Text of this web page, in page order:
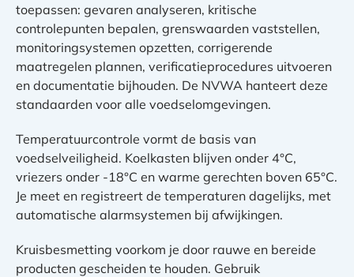
toepassen: gevaren analyseren, kritische
controlepunten bepalen, grenswaarden vaststellen,
monitoringsystemen opzetten, corrigerende
maatregelen plannen, verificatieprocedures uitvoeren
en documentatie bijhouden. De NVWA hanteert deze
standaarden voor alle voedselomgevingen.
Temperatuurcontrole vormt de basis van
voedselveiligheid. Koelkasten blijven onder 4°C,
vriezers onder -18°C en warme gerechten boven 65°C.
Je meet en registreert de temperaturen dagelijks, met
automatische alarmsystemen bij afwijkingen.
Kruisbesmetting voorkom je door rauwe en bereide
producten gescheiden te houden. Gebruik